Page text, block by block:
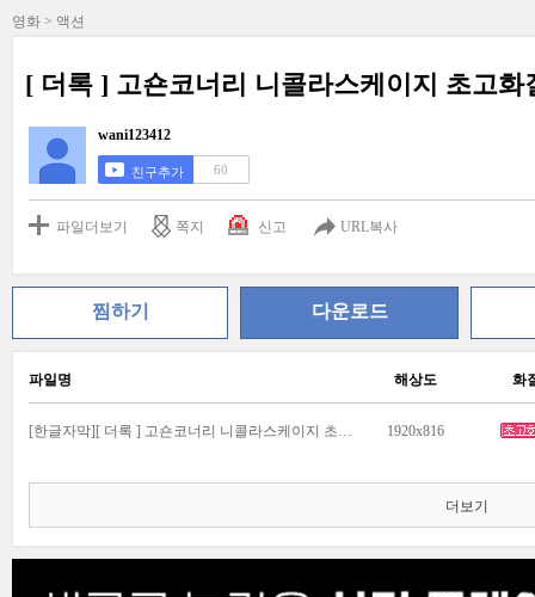
영화 > 액션
[ 더록 ] 고숀코너리 니콜라스케이지 초고화
wani123412
친구추가 60
파일더보기 쪽지 신고 URL복사
찜하기 다운로드
파일명 해상도 화
[한글자막][ 더록 ] 고숀코너리 니콜라스케이지 초고화질_1.mkv 1920x816
더보기